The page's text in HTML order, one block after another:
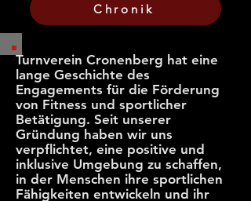
Chronik
Turnverein Cronenberg hat eine
lange Geschichte des
Engagements für die Förderung
von Fitness und sportlicher
Betätigung. Seit unserer
Gründung haben wir uns
verpflichtet, eine positive und
inklusive Umgebung zu schaffen,
in der Menschen ihre sportlichen
Fähigkeiten entwickeln und ihr